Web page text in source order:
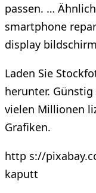
passen. …
smartphone
display
Laden Sie
herunter.
vielen Millionen
Grafiken.
http s://
kaputt